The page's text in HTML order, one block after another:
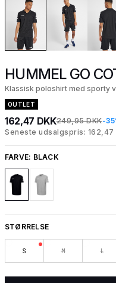
HUMMEL GO
Klassisk poloshirt med sporty
OUTLET
162,47 DKK249,95 DKK-
Seneste udsalgspris: 162,47
FARVE: BLACK
STØRRELSE
S M L